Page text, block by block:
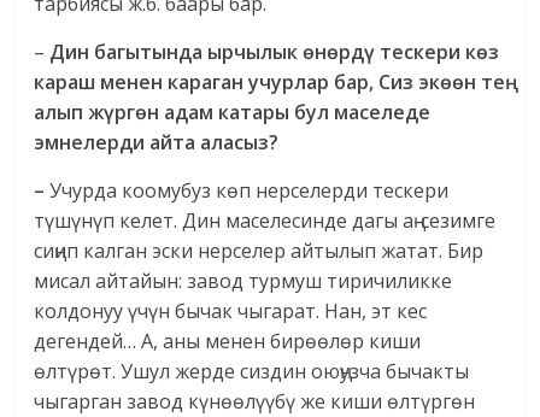
– Дин багытында ырчылык өнөрдү тескери көз
караш менен караган учурлар бар, Сиз экөөн тең
алып жүргөн адам катары бул маселеде
эмнелерди айта аласыз?
–Учурда коомубуз көп нерселерди тескери
түшүнүп келет. Дин маселесинде дагы аң-сезимге
сиңип калган эски нерселер айтылып жатат. Бир
мисал айтайын: завод турмуш тиричиликке
колдонуу үчүн бычак чыгарат. Нан, эт кес
дегендей… А, аны менен бирөөлөр киши
өлтүрөт. Ушул жерде сиздин оюңузча бычакты
чыгарган завод күнөөлүүбү же киши өлтүргөн